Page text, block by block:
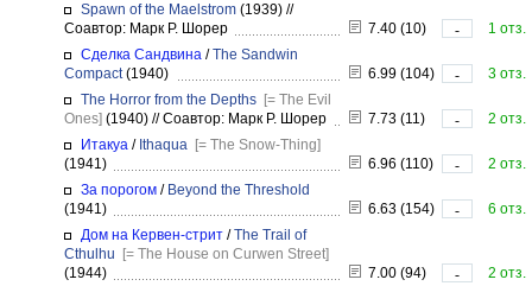
Spawn of the Maelstrom (1939) //
Соавтор: Марк Р. Шорер
7.40 (10) -
1 отз.
Сделка Сандвина /The Sandwin
Compact(1940) 6.99 (104) -
3 отз.
The Horror from the Depths [= The Evil
Ones] (1940) //Соавтор: Марк Р. Шорер 7.73 (11) -
2 отз.
Итакуа / Ithaqua [= The Snow-Thing]
(1941)
6.96 (110) -
2 отз.
За порогом / Beyond the Threshold
(1941)
6.63 (154) -
6 отз.
Дом на Кервен-стрит /The Trail of
Cthulhu
[= The House on Curwen Street]
(1944)
7.00 (94) -
2 отз.